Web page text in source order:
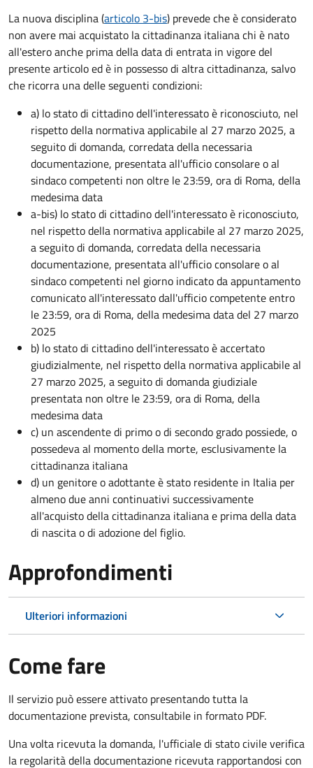
La nuova disciplina (articolo 3-bis) prevede cheèconsiderato
non avere mai acquistato la cittadinanza italiana chi è nato
all'estero anche prima della data di entrata in vigore del
presente articolo ed è in possesso di altra cittadinanza, salvo
che ricorra una delle seguenti condizioni:
a) lo stato di cittadino dell'interessato è riconosciuto, nel
rispetto della normativa applicabile al 27 marzo 2025, a
seguito di domanda, corredata della necessaria
documentazione, presentata all'ufficio consolare o al
sindaco competenti non oltre le 23:59, ora di Roma, della
medesima data
a-bis) lo stato di cittadino dell'interessato è riconosciuto,
nel rispetto della normativa applicabile al 27 marzo 2025,
a seguito di domanda, corredata della necessaria
documentazione, presentata all'ufficio consolare o al
sindaco competenti nel giorno indicato da appuntamento
comunicato all'interessato dall'ufficio competente entro
le 23:59, ora di Roma, della medesima data del 27 marzo
2025
b) lo stato di cittadino dell'interessato è accertato
giudizialmente, nel rispetto della normativa applicabile al
27 marzo 2025, a seguito di domanda giudiziale
presentata non oltre le 23:59, ora di Roma, della
medesima data
c) un ascendente di primo o di secondo grado possiede, o
possedeva al momento della morte, esclusivamente la
cittadinanza italiana
d) un genitore o adottante è stato residente in Italia per
almeno due anni continuativi successivamente
all'acquisto della cittadinanza italiana e prima della data
di nascita o di adozione del figlio.
Approfondimenti
Ulteriori informazioni
Come fare
Il servizio può essere attivato presentando tutta la
documentazione prevista, consultabile in formato PDF.
Una volta ricevuta la domanda, l'ufficiale di stato civile verifica
la regolarità della documentazione ricevuta rapportandosi con